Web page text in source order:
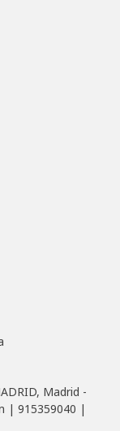
Madrid -
| 915359040 |